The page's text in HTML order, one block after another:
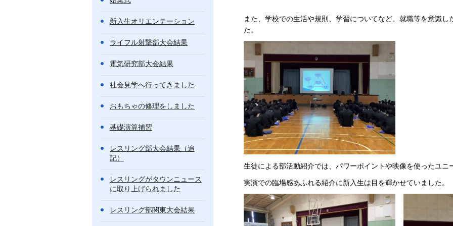
新入生オリエンテーション
ライフル射撃部大会結果
電気研究部大会結果
社会見学へ行ってきました
おもちゃの修理をしました
基礎演算補習
レスリング部大会結果（追
記）
レスリングがタウンニュース
に取り上げられました
レスリング部関東大会結果
また、学校での生活や規則、学習についてなど、就職等を意識
た。
生徒による部活動紹介では、パワーポイントや映像を使ったユニ
実演での臨場感あふれる紹介に新入生は目を輝かせていました。